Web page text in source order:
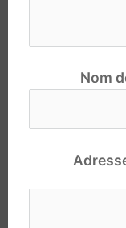
Nom